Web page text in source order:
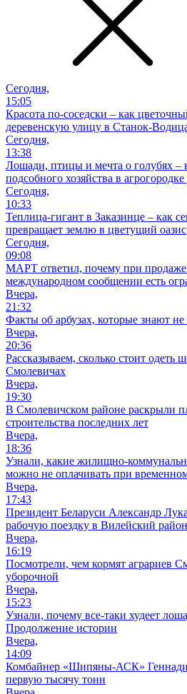
Сегодня,
15:05
Красота по-соседски – как
деревенскую улицу в Станок-
Сегодня,
13:38
Лошади, птицы и мечта о голубях –
подсобного хозяйства в
Сегодня,
10:33
Теплица-гигант в Заказинце – как
превращает землю в цветущий оазис
Сегодня,
09:08
МАРТ ответил, почему при продаже
международном сообщении есть
Вчера,
21:32
Факты об арбузах, которые знают не
Вчера,
20:36
Рассказываем, сколько стоит одеть
Смолевичах
Вчера,
19:30
В Смолевичском районе раскрыли
строительства последних лет
Вчера,
18:36
Узнали, какие жилищно-
можно не оплачивать при
Вчера,
17:43
Президент Беларуси Александр
рабочую поездку в Вилейский
Вчера,
16:19
Посмотрели, чем кормят аграриев
уборочной
Вчера,
15:23
Узнали, почему все-таки худеет
Продолжение истории
Вчера,
14:09
Комбайнер «Шипяны-АСК»
первую тысячу тонн